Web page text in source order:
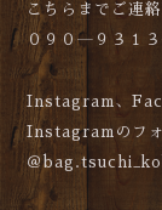
こちらまでご連
０９０―９３１
Instagram、
Instagramのフ
＠